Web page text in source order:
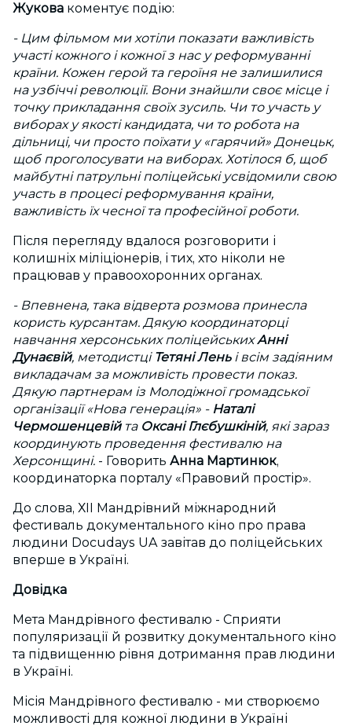
Жукова коментує подію:
- Цим фільмом ми хотіли показати важливість
участі кожного і кожної з нас у реформуванні
країни. Кожен герой та героїня не залишилися
на узбіччі революції. Вони знайшли своє місце і
точку прикладання своїх зусиль. Чи то участь у
виборах у якості кандидата, чи то робота на
дільниці, чи просто поїхати у «гарячий» Донецьк,
щоб проголосувати на виборах. Хотілося б, щоб
майбутні патрульні поліцейські усвідомили свою
участь в процесі реформування країни,
важливість їх чесної та професійної роботи.
Після перегляду вдалося розговорити і
колишніх міліціонерів, і тих, хто ніколи не
працював у правоохоронних органах.
- Впевнена, така відверта розмова принесла
користь курсантам. Дякую координаторці
навчання херсонських поліцейськихАнні
Дунаєвій, методистці Тетяні Леньі всім задіяним
викладачам за можливість провести показ.
Дякую партнерам із Молодіжної громадської
організації «Нова генерація» - Наталі
Чермошенцевійта Оксані Глєбушкіній, які зараз
координують проведення фестивалю на
Херсонщині. - Говорить Анна Мартинюк,
координаторка порталу «Правовий простір».
До слова, ХІІ Мандрівний міжнародний
фестиваль документального кіно про права
людини Docudays UA завітав до поліцейських
вперше в Україні.
Довідка
Мета Мандрівного фестивалю - Сприяти
популяризації й розвитку документального кіно
та підвищенню рівня дотримання прав людини
в Україні.
Місія Мандрівного фестивалю - ми створюємо
можливості для кожної людини в Україні